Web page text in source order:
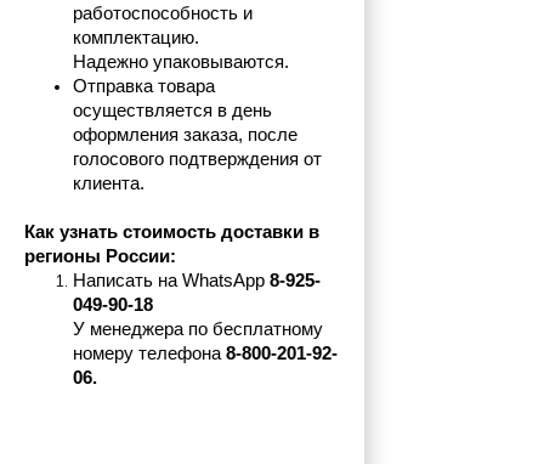
работоспособность и
комплектацию.
Надежно упаковываются.
Отправка товара
осуществляется в день
оформления заказа, после
голосового подтверждения от
клиента.
Как узнать стоимость доставки в
регионы России:
Написать на WhatsApp 8-925-
049-90-18
У менеджера по бесплатному
номеру телефона 8-800-201-92-
06.